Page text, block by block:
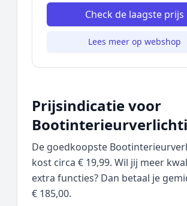
Check de laagste prijs
Lees meer op webshop
Prijsindicatie voor
De goedkoopste
kost circa € 19,99. Wil jij meer
extra functies? Dan betaal je
€ 185,00.